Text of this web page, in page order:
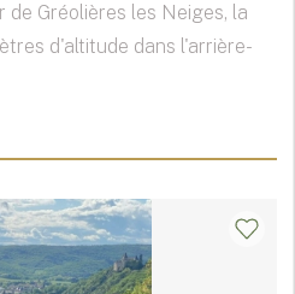
Gréolières les Neiges, la
d'altitude dans l'arrière-